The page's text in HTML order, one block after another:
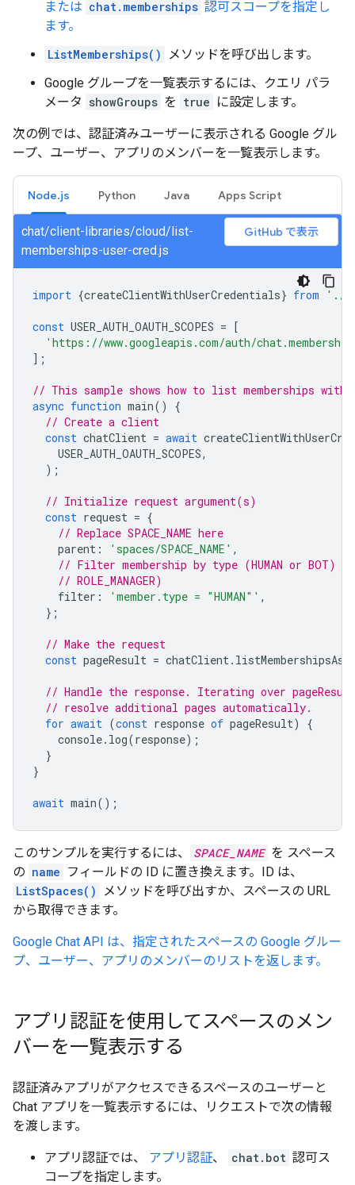
または chat.memberships 認可スコープを指定し
ます。
ListMemberships()
メソッドを呼び出します。
Google グループを一覧表示するには、クエリ パラ
メータ showGroups を true に設定します。
次の例では、認証済みユーザーに表示される Google グル
ープ、ユーザー、アプリのメンバーを一覧表示します。
Node.js Python Java Apps Script
chat/client-libraries/cloud/list-
memberships-user-cred.js
GitHub で表示
import {createClientWithUserCredentials} from './
const USER_AUTH_OAUTH_SCOPES = [
'https://www.googleapis.com/auth/
];
// This sample shows how to list memberships
async function main()
{
// Create a client
const chatClient = await
USER_AUTH_OAUTH_SCOPES,
);
// Initialize request argument(s)
const request = {
// Replace SPACE_NAME here
parent : 'spaces/SPACE_NAME' ,
// Filter membership by type (HUMAN or BOT) or
// ROLE_MANAGER)
filter : 'member.type = "HUMAN"' ,
};
// Make the request
const pageResult = chatClient.
// Handle the response. Iterating over
// resolve additional pages automatically.
for await (const response of pageResult)
{
console. log(response);
}
}
await main();
このサンプルを実行するには、 SPACE_NAME を スペース
の name フィールドの ID に置き換えます。ID は、
ListSpaces()
メソッドを呼び出すか、スペースの URL
から取得できます。
Google Chat API は、指定されたスペースの Google グルー
プ、ユーザー、アプリのメンバーのリストを返します。
アプリ認証を使用してスペースのメン
バーを一覧表示する
認証済みアプリがアクセスできるスペースのユーザーと
Chat アプリを一覧表示するには、リクエストで次の情報
を渡します。
アプリ認証では、 アプリ認証、 chat.bot 認可ス
コープを指定します。